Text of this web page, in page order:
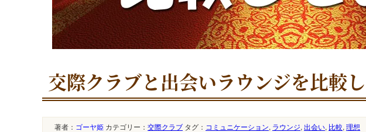
交際クラブと出会いラウンジを比較
著者： ゴーヤ姫 カテゴリー： 交際クラブ タグ： コミュニケーション, ラウンジ, 出会い, 比較, 理想